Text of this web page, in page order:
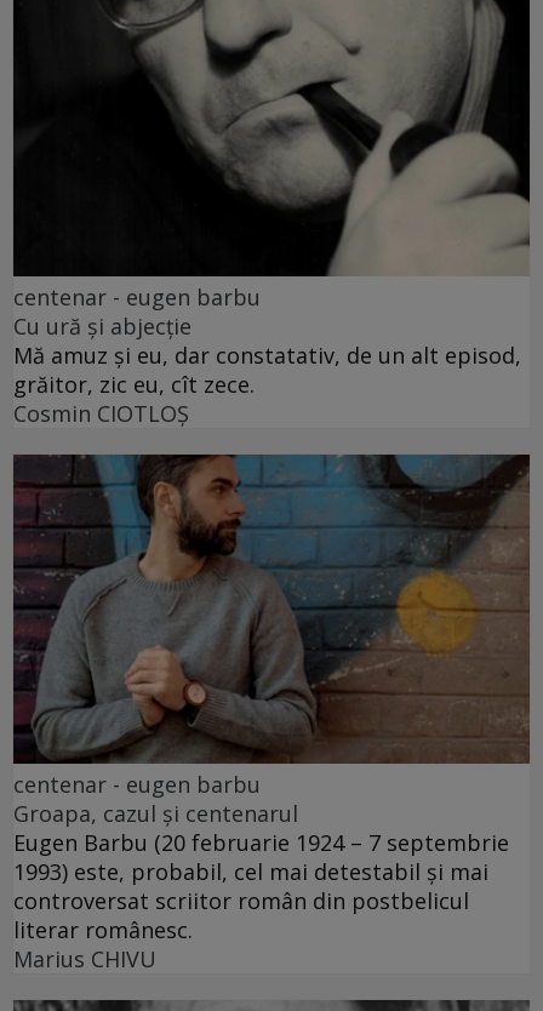
centenar - eugen barbu
Cu ură și abjecție
Mă amuz și eu, dar constatativ, de un alt episod,
grăitor, zic eu, cît zece.
Cosmin CIOTLOŞ
centenar - eugen barbu
Groapa, cazul și centenarul
Eugen Barbu (20 februarie 1924 – 7 septembrie
1993) este, probabil, cel mai detestabil și mai
controversat scriitor român din postbelicul
literar românesc.
Marius CHIVU